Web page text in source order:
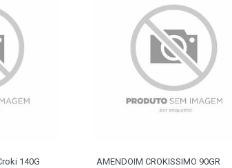
140G
AMENDOIM CROKISSIMO 90GR